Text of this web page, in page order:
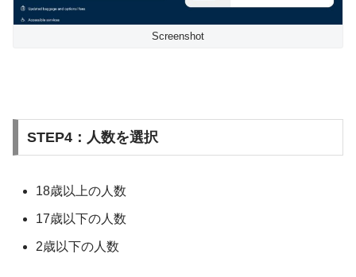
Screenshot
STEP4：人数を選択
18歳以上の人数
17歳以下の人数
2歳以下の人数